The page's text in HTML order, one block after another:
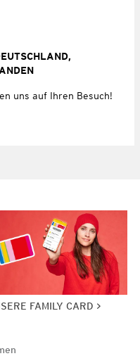
uns auf Ihren Besuch!
FAMILY CARD